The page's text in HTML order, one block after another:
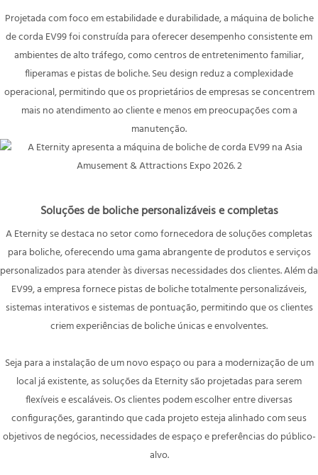
Projetada com foco em estabilidade e durabilidade, a máquina de boliche
de corda EV99 foi construída para oferecer desempenho consistente em
ambientes de alto tráfego, como centros de entretenimento familiar,
fliperamas e pistas de boliche. Seu design reduz a complexidade
operacional, permitindo que os proprietários de empresas se concentrem
mais no atendimento ao cliente e menos em preocupações com a
manutenção.
Soluções de boliche personalizáveis ​​e completas
A Eternity se destaca no setor como fornecedora de soluções completas
para boliche, oferecendo uma gama abrangente de produtos e serviços
personalizados para atender às diversas necessidades dos clientes. Além da
EV99, a empresa fornece pistas de boliche totalmente personalizáveis,
sistemas interativos e sistemas de pontuação, permitindo que os clientes
criem experiências de boliche únicas e envolventes.
Seja para a instalação de um novo espaço ou para a modernização de um
local já existente, as soluções da Eternity são projetadas para serem
flexíveis e escaláveis. Os clientes podem escolher entre diversas
configurações, garantindo que cada projeto esteja alinhado com seus
objetivos de negócios, necessidades de espaço e preferências do público-
alvo.